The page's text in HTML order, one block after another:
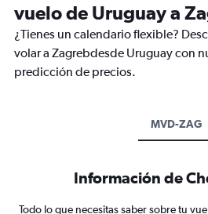
vuelo de Uruguay a
¿Tienes un calendario flexible?
volar a Zagrebdesde Uruguay con
predicción de precios.
MVD-ZAG
Información de
Todo lo que necesitas saber sobre tu